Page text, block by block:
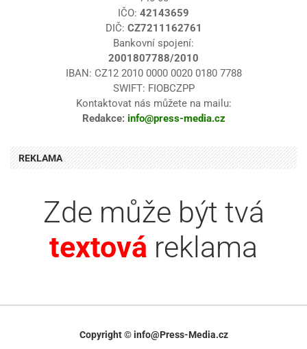
IČO: 42143659
DIČ: CZ7211162761
Bankovní spojení:
2001807788/2010
IBAN: CZ12 2010 0000 0020 0180 7788
SWIFT: FIOBCZPP
Kontaktovat nás můžete na mailu:
Redakce: info@press-media.cz
REKLAMA
Zde může být tvá
textová reklama
Copyright © info@Press-Media.cz